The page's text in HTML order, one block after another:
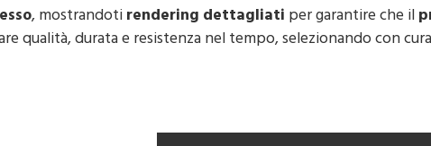
, mostrandotirendering dettagliati per garantire che il
qualità, durata e resistenza nel tempo, selezionando con